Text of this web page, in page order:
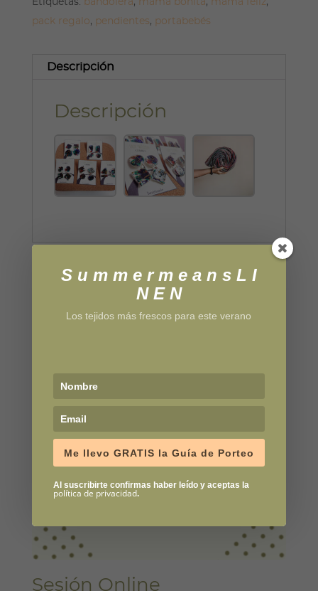
Etiquetas:
bandolera, mama bonita, mama feliz,
pack regalo, pendientes, portabebés
Descripción
Descripción
Productos relacionados
Sesión Online
S u m m e r m e a n s L I
N E N
Los tejidos más frescos para este verano
Me llevo GRATIS la Guía de Porteo
Al suscribirte confirmas haber leído y aceptas la
política de privacidad.